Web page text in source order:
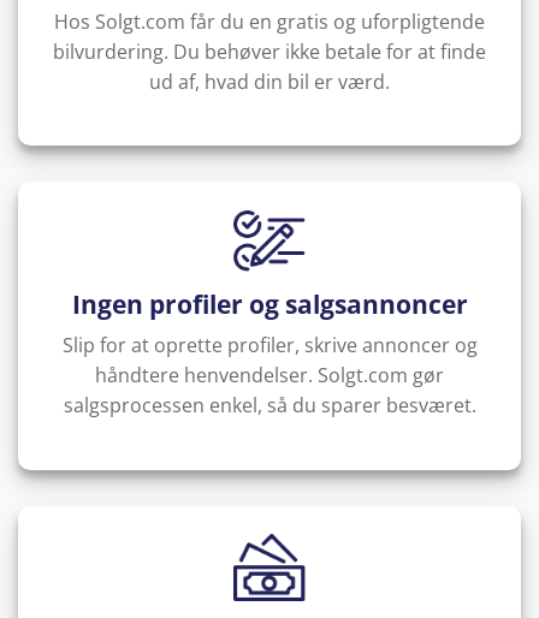
Hos Solgt.com får du en gratis og uforpligtende
bilvurdering. Du behøver ikke betale for at finde
ud af, hvad din bil er værd.
Ingen profiler og salgsannoncer
Slip for at oprette profiler, skrive annoncer og
håndtere henvendelser. Solgt.com gør
salgsprocessen enkel, så du sparer besværet.